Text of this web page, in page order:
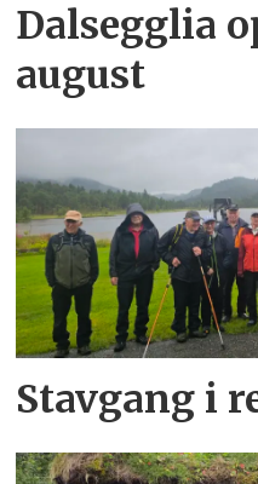
Dalsegglia
august
Stavgang i